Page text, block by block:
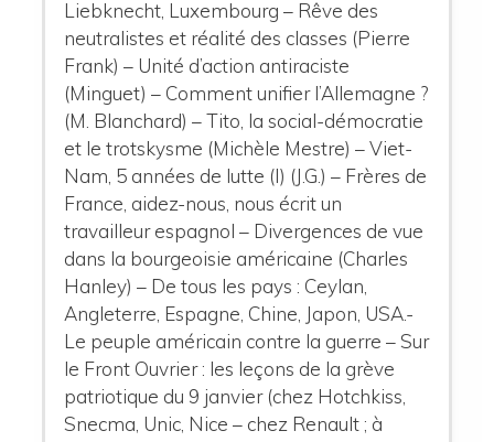
Liebknecht, Luxembourg – Rêve des
neutralistes et réalité des classes (Pierre
Frank) – Unité d’action antiraciste
(Minguet) – Comment unifier l’Allemagne ?
(M. Blanchard) – Tito, la social-démocratie
et le trotskysme (Michèle Mestre) – Viet-
Nam, 5 années de lutte (I) (J.G.) – Frères de
France, aidez-nous, nous écrit un
travailleur espagnol – Divergences de vue
dans la bourgeoisie américaine (Charles
Hanley) – De tous les pays : Ceylan,
Angleterre, Espagne, Chine, Japon, USA.-
Le peuple américain contre la guerre – Sur
le Front Ouvrier : les leçons de la grève
patriotique du 9 janvier (chez Hotchkiss,
Snecma, Unic, Nice – chez Renault ; à